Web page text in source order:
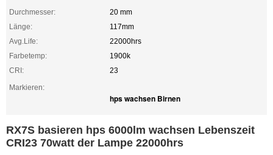
Durchmesser:
20 mm
Länge:
117mm
Avg.Life:
22000hrs
Farbetemp:
1900k
CRI:
23
Markieren:
hps wachsen Birnen
RX7S basieren hps 6000lm wachsen Lebenszeit
CRI23 70watt der Lampe 22000hrs